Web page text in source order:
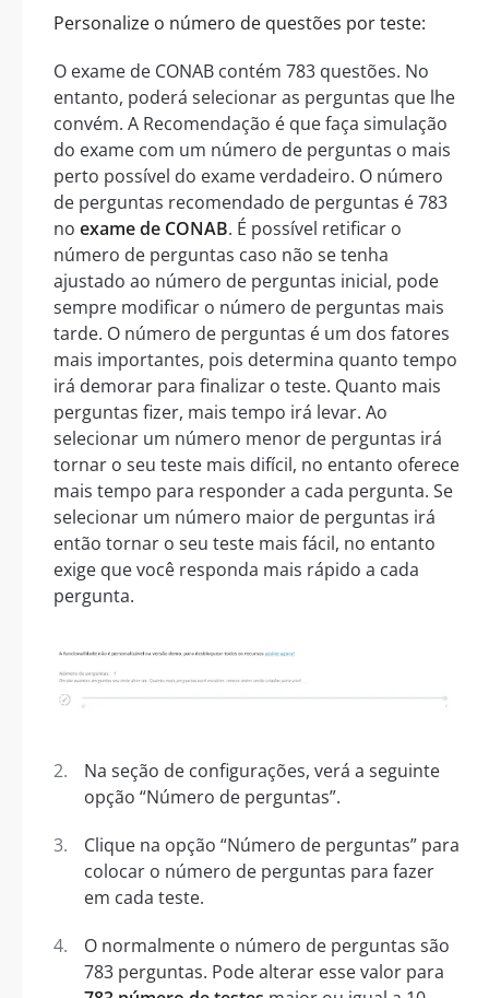
Personalize o número de questões por teste:
O exame de CONAB contém 783 questões. No
entanto, poderá selecionar as perguntas que lhe
convém. A Recomendação é que faça simulação
do exame com um número de perguntas o mais
perto possível do exame verdadeiro. O número
de perguntas recomendado de perguntas é 783
no exame de CONAB. É possível retificar o
número de perguntas caso não se tenha
ajustado ao número de perguntas inicial, pode
sempre modificar o número de perguntas mais
tarde. O número de perguntas é um dos fatores
mais importantes, pois determina quanto tempo
irá demorar para finalizar o teste. Quanto mais
perguntas fizer, mais tempo irá levar. Ao
selecionar um número menor de perguntas irá
tornar o seu teste mais difícil, no entanto oferece
mais tempo para responder a cada pergunta. Se
selecionar um número maior de perguntas irá
então tornar o seu teste mais fácil, no entanto
exige que você responda mais rápido a cada
pergunta.
Na seção de configurações, verá a seguinte
opção “Número de perguntas”.
Clique na opção “Número de perguntas” para
colocar o número de perguntas para fazer
em cada teste.
O normalmente o número de perguntas são
783 perguntas. Pode alterar esse valor para